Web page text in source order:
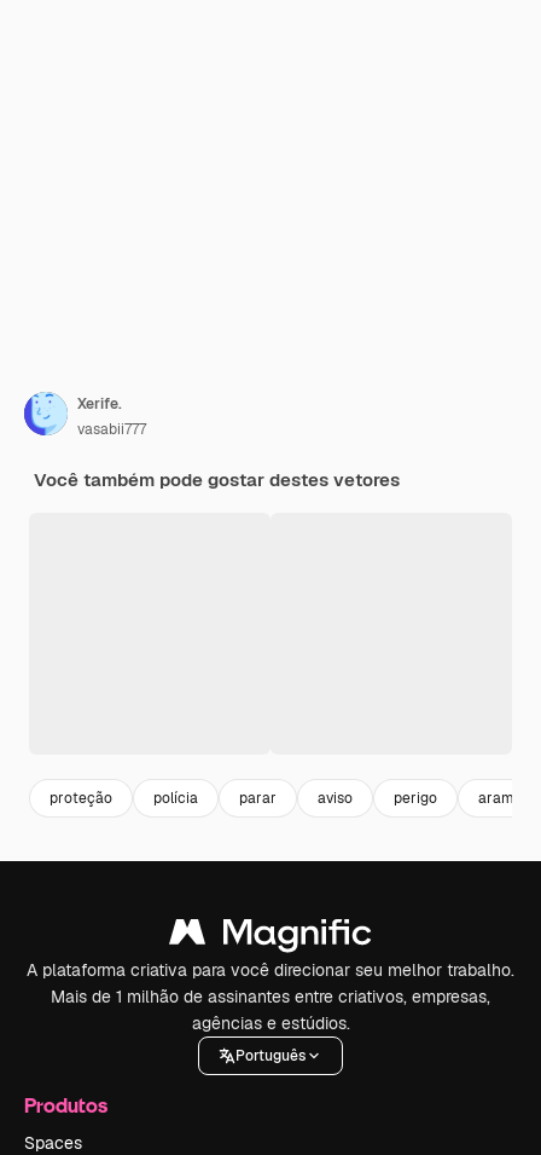
Xerife.
vasabii777
Você também pode gostar destes vetores
proteção polícia parar aviso perigo arame
A plataforma criativa para você direcionar seu melhor trabalho.
Mais de 1 milhão de assinantes entre criativos, empresas,
agências e estúdios.
Português
Produtos
Spaces